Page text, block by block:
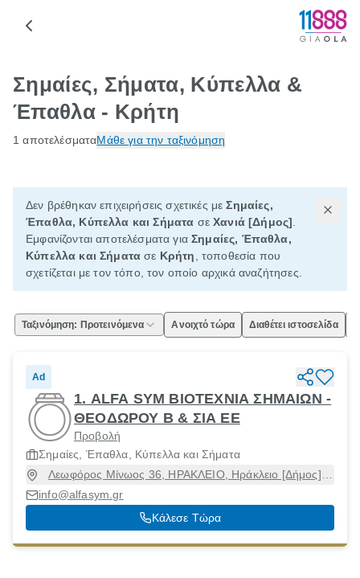
Σημαίες, Σήματα, Κύπελλα &
Έπαθλα - Κρήτη
1 αποτελέσματαΜάθε για την ταξινόμηση
Δεν βρέθηκαν επιχειρήσεις σχετικές μεΣημαίες,
Έπαθλα, Κύπελλα και Σήματα σεΧανιά [Δήμος]
Εμφανίζονται αποτελέσματα γιαΣημαίες, Έπαθλα,
Κύπελλα και Σήματα σε Κρήτη
, τοποθεσία που
σχετίζεται με τον τόπο, τον οποίο αρχικά αναζήτησες.
Ταξινόμηση: Προτεινόμενα Ανοιχτό τώρα Διαθέτει ιστοσελίδα
Ad
1. ALFA SYM ΒΙΟΤΕΧΝΙΑ ΣΗΜΑΙΩΝ -
ΘΕΟΔΩΡΟΥ Β & ΣΙΑ ΕΕ
Προβολή
Σημαίες, Έπαθλα, Κύπελλα και Σήματα
Λεωφόρος Μίνωος 36, ΗΡΑΚΛΕΙΟ, Ηράκλειο [Δήμος],
info@alfasym.gr
Κάλεσε Τώρα